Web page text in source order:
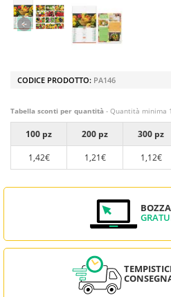
CODICE PRODOTTO: PA146
Tabella sconti per quantità - Quantità minima
100 pz 200 pz 300 pz
1,42€
1,21€ 1,12€